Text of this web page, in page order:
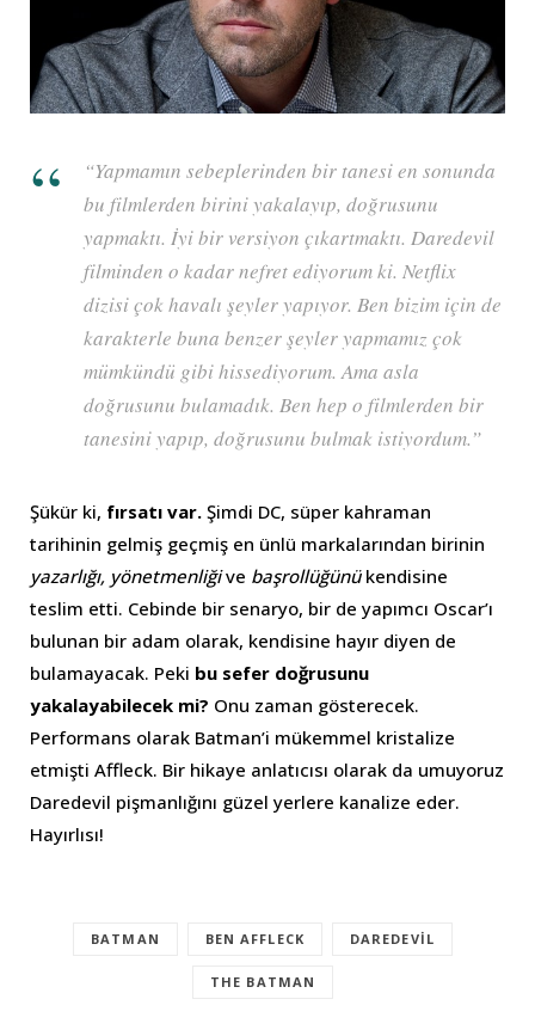
“Yapmamın sebeplerinden bir tanesi en sonunda
bu filmlerden birini yakalayıp, doğrusunu
yapmaktı. İyi bir versiyon çıkartmaktı. Daredevil
filminden o kadar nefret ediyorum ki. Netflix
dizisi çok havalı şeyler yapıyor. Ben bizim için de
karakterle buna benzer şeyler yapmamız çok
mümkündü gibi hissediyorum. Ama asla
doğrusunu bulamadık. Ben hep o filmlerden bir
tanesini yapıp, doğrusunu bulmak istiyordum.”
Şükür ki, fırsatı var. Şimdi DC, süper kahraman
tarihinin gelmiş geçmiş en ünlü markalarından birinin
yazarlığı, yönetmenliğive başrollüğünü kendisine
teslim etti. Cebinde bir senaryo, bir de yapımcı Oscar’ı
bulunan bir adam olarak, kendisine hayır diyen de
bulamayacak. Peki bu sefer doğrusunu
yakalayabilecek mi? Onu zaman gösterecek.
Performans olarak Batman’i mükemmel kristalize
etmişti Affleck. Bir hikaye anlatıcısı olarak da umuyoruz
Daredevil pişmanlığını güzel yerlere kanalize eder.
Hayırlısı!
BATMAN BEN AFFLECK DAREDEVIL
THE BATMAN